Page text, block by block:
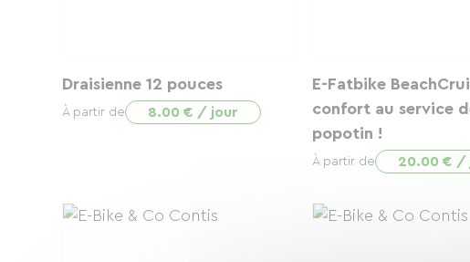
Draisienne 12 pouces
À partir de 8.00 € / jour
E-Fatbike
confort au service
popotin !
À partir de 20.00 € /